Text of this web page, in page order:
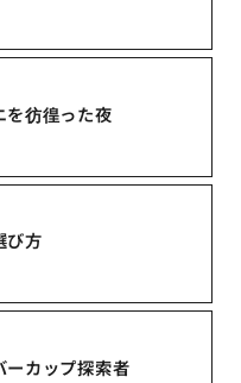
を彷徨った夜
び方
ーカップ探索者